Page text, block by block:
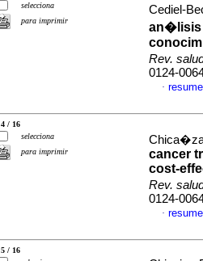
selecciona
para imprimir
Cediel-
an�lisis
Rev.
0124-
·
4 / 16
selecciona
para imprimir
cancer
cost-
Rev.
0124-
·
5 / 16